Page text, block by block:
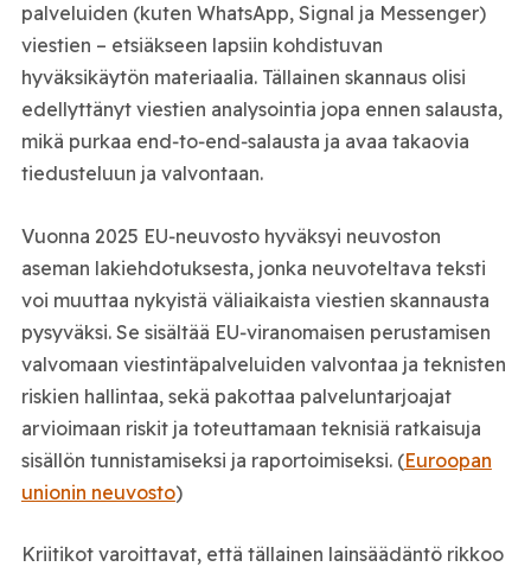
palveluiden (kuten WhatsApp, Signal ja Messenger)
viestien – etsiäkseen lapsiin kohdistuvan
hyväksikäytön materiaalia. Tällainen skannaus olisi
edellyttänyt viestien analysointia jopa ennen salausta,
mikä purkaa end‑to‑end‑salausta ja avaa takaovia
tiedusteluun ja valvontaan.
Vuonna 2025 EU‑neuvosto hyväksyi neuvoston
aseman lakiehdotuksesta, jonka neuvoteltava teksti
voi muuttaa nykyistä väliaikaista viestien skannausta
pysyväksi. Se sisältää EU‑viranomaisen perustamisen
valvomaan viestintäpalveluiden valvontaa ja teknisten
riskien hallintaa, sekä pakottaa palveluntarjoajat
arvioimaan riskit ja toteuttamaan teknisiä ratkaisuja
sisällön tunnistamiseksi ja raportoimiseksi. (Euroopan
unionin neuvosto)
Kriitikot varoittavat, että tällainen lainsäädäntö rikkoo